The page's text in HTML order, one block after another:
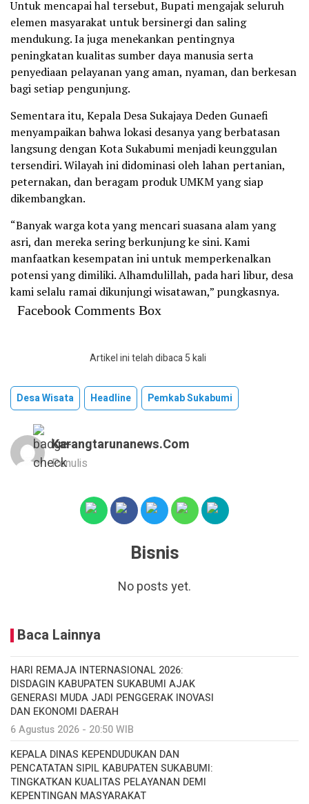
Untuk mencapai hal tersebut, Bupati mengajak seluruh
elemen masyarakat untuk bersinergi dan saling
mendukung. Ia juga menekankan pentingnya
peningkatan kualitas sumber daya manusia serta
penyediaan pelayanan yang aman, nyaman, dan berkesan
bagi setiap pengunjung.
Sementara itu, Kepala Desa Sukajaya Deden Gunaefi
menyampaikan bahwa lokasi desanya yang berbatasan
langsung dengan Kota Sukabumi menjadi keunggulan
tersendiri. Wilayah ini didominasi oleh lahan pertanian,
peternakan, dan beragam produk UMKM yang siap
dikembangkan.
“Banyak warga kota yang mencari suasana alam yang
asri, dan mereka sering berkunjung ke sini. Kami
manfaatkan kesempatan ini untuk memperkenalkan
potensi yang dimiliki. Alhamdulillah, pada hari libur, desa
kami selalu ramai dikunjungi wisatawan,” pungkasnya.
Facebook Comments Box
Artikel ini telah dibaca 5 kali
Desa Wisata Headline Pemkab Sukabumi
Karangtarunanews.com
Penulis
Bisnis
No posts yet.
Baca Lainnya
HARI REMAJA INTERNASIONAL 2026:
DISDAGIN KABUPATEN SUKABUMI AJAK
GENERASI MUDA JADI PENGGERAK INOVASI
DAN EKONOMI DAERAH
6 Agustus 2026 - 20:50 WIB
KEPALA DINAS KEPENDUDUKAN DAN
PENCATATAN SIPIL KABUPATEN SUKABUMI:
TINGKATKAN KUALITAS PELAYANAN DEMI
KEPENTINGAN MASYARAKAT